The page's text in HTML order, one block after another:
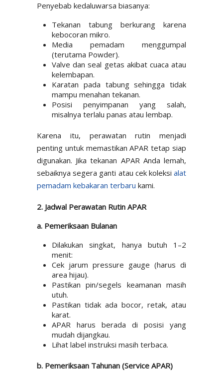
Penyebab kedaluwarsa biasanya:
Tekanan tabung berkurang karena
kebocoran mikro.
Media pemadam menggumpal
(terutama Powder).
Valve dan seal getas akibat cuaca atau
kelembapan.
Karatan pada tabung sehingga tidak
mampu menahan tekanan.
Posisi penyimpanan yang salah,
misalnya terlalu panas atau lembap.
Karena itu, perawatan rutin menjadi
penting untuk memastikan APAR tetap siap
digunakan. Jika tekanan APAR Anda lemah,
sebaiknya segera ganti atau cek koleksi alat
pemadam kebakaran terbaru kami.
2. Jadwal Perawatan Rutin APAR
a. Pemeriksaan Bulanan
Dilakukan singkat, hanya butuh 1–2
menit:
Cek jarum pressure gauge (harus di
area hijau).
Pastikan pin/segels keamanan masih
utuh.
Pastikan tidak ada bocor, retak, atau
karat.
APAR harus berada di posisi yang
mudah dijangkau.
Lihat label instruksi masih terbaca.
b. Pemeriksaan Tahunan (Service APAR)